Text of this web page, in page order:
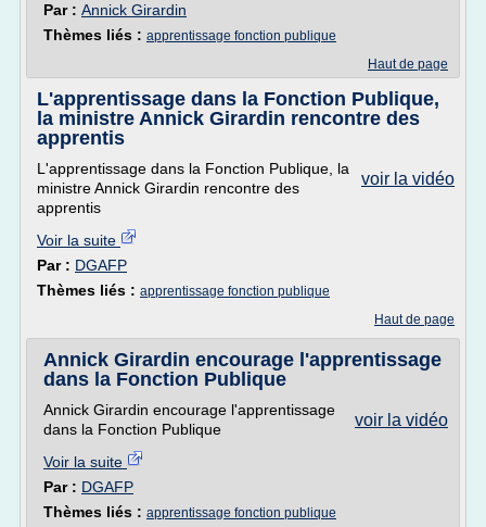
Par : Annick Girardin
Thèmes liés : apprentissage fonction publique
Haut de page
L'apprentissage dans la Fonction Publique,
la ministre Annick Girardin rencontre des
apprentis
voir la vidéo
L'apprentissage dans la Fonction Publique, la
ministre Annick Girardin rencontre des
apprentis
Voir la suite
Par : DGAFP
Thèmes liés : apprentissage fonction publique
Haut de page
Annick Girardin encourage l'apprentissage
dans la Fonction Publique
voir la vidéo
Annick Girardin encourage l'apprentissage
dans la Fonction Publique
Voir la suite
Par : DGAFP
Thèmes liés : apprentissage fonction publique